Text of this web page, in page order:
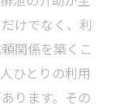
けでなく、利
関係を築くこ
ひとりの利用
ります。その